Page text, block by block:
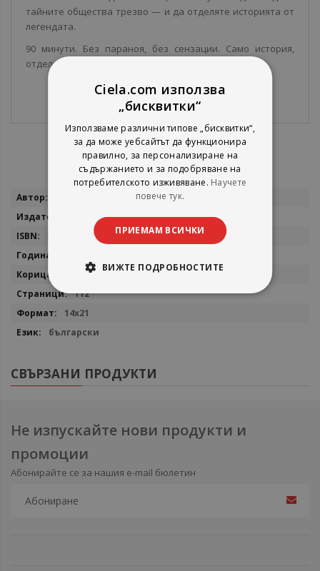
тайните общества трезво — и да отделяте историята от
легендата.
90 минути. Без параноя, без сензации. Само история,
отделена от легендата.
Повече
АлексСофт
9789546565365
мека
112
14x21
български
СВЪРЗАНИ ПРОДУКТИ
Не изпускайте нови продукти и
промоции
Абонирайте се за нашия e-mail бюлетин
Ciela.com използва
„бисквитки“
Използваме различни типове „бисквитки“,
за да може уебсайтът да функционира
правилно, за персонализиране на
съдържанието и за подобряване на
потребителското изживяване. Научете
повече тук.
ПРИЕМАМ ВСИЧКИ
ВИЖТЕ ПОДРОБНОСТИТЕ